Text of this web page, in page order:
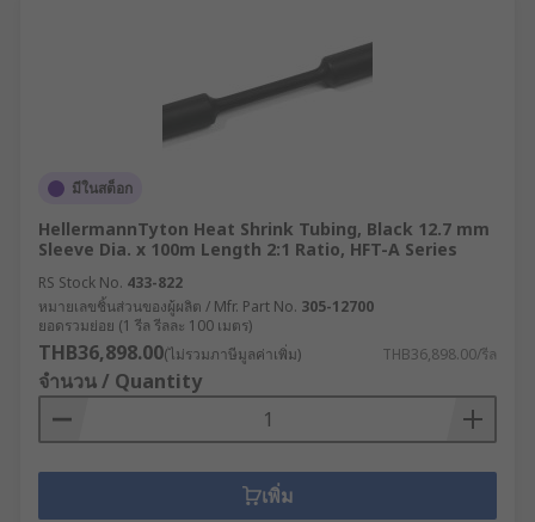
มีในสต็อก
HellermannTyton Heat Shrink Tubing, Black 12.7 mm
Sleeve Dia. x 100m Length 2:1 Ratio, HFT-A Series
RS Stock No. 433-822
หมายเลขชิ้นส่วนของผู้ผลิต / Mfr. Part No. 305-12700
ยอดรวมย่อย (1 รีล รีลละ 100 เมตร)
THB36,898.00(ไม่รวมภาษีมูลค่าเพิ่ม) THB36,898.00/รีล
จำนวน / Quantity
เพิ่ม